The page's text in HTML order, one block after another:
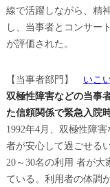
線で活躍しながら、精
し、当事者とコンサー
が評価された。
【当事者部門】 いこ
双極性障害などの当事
た信頼関係で緊急入院
1992年4月、双極性障
者が安心して過ごせる
20～30名の利用 者が大
ている。利用者の体調